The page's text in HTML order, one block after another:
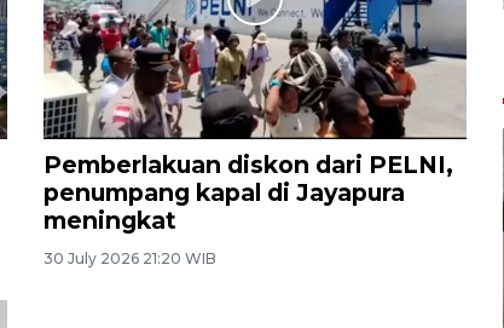
Pemberlakuan diskon dari PELNI,
penumpang kapal di Jayapura
meningkat
30 July 2026 21:20 WIB